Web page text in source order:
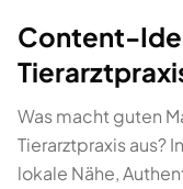
Content-
Was macht guten
Tierarztpraxis aus?
lokale Nähe,